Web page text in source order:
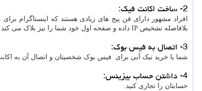
2- ساخت اکانت فیک:
بلافاصله تشخیص IP داده و صفحه اول خود شما را نیز بلاک می کند.
3- اتصال به فیس بوک:
شما با خرید تیک آبی برای فیس بوک شخصیتان و اتصال آن به
4- داشتن حساب بیزینس:
حسابتان را تجاری کنید.